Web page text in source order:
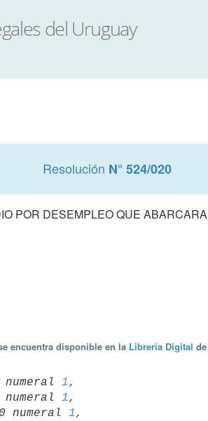
Resolución N° 524/020
POR DESEMPLEO QUE
encuentra disponible en la Librería Digital
1 ,
numeral
1 ,
numeral
1 ,